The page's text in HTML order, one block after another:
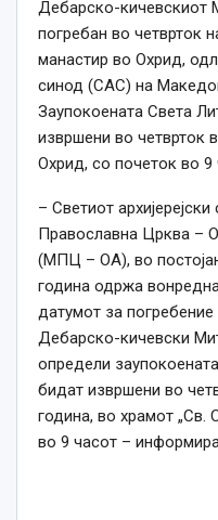
Дебарско-кичевскиот
погребан во четврток
манастир во Охрид,
синод (САС) на
Заупокоената Света
извршени во четврток
Охрид, со почеток во 9
– Светиот
Православна Црква –
(МПЦ – ОА), во
година одржа
датумот за
Дебарско-кичевски
определи
бидат извршени во
година, во храмот „Св.
во 9 часот –